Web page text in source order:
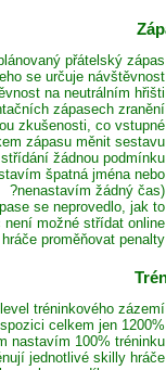
přátelský zápas?
se určuje návštěvnost?
na neutrálním hřišti?
zápasech zranění?
zkušenosti, co vstupné?
zápasu měnit sestavu?
žádnou podmínku?
špatná jména nebo
nenastavím žádný čas)?
se neprovedlo, jak to?
není možné střídat online?
proměňovat penalty?
tréninkového zázemí?
celkem jen 1200%?
nastavím 100% tréninku?
jednotlivé skilly hráče?